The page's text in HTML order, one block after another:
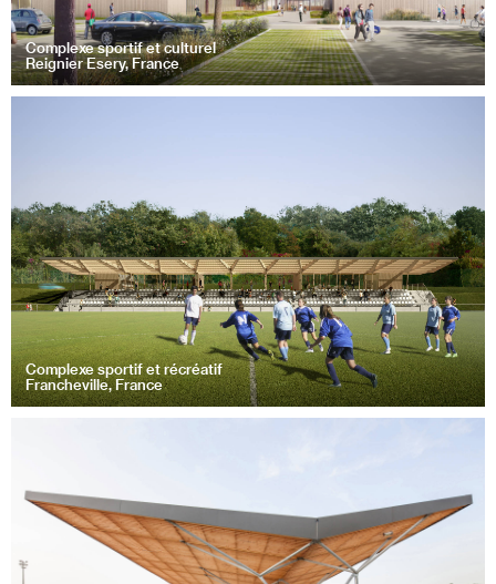
Complexe sportif et culturel
Reignier Esery, France
Complexe sportif et récréatif
Francheville, France